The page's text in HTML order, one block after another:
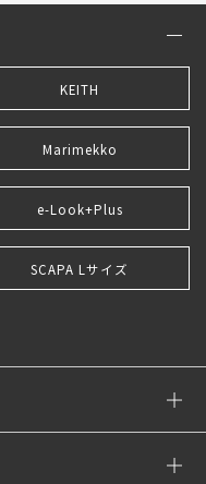
KEITH
Marimekko
e-Look+Plus
SCAPA Lサイズ